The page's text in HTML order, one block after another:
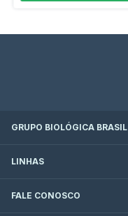
GRUPO BIOLÓGICA BRASIL
LINHAS
FALE CONOSCO